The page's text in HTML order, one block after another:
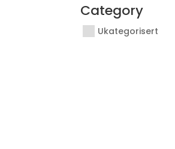
Category
Ukategorisert